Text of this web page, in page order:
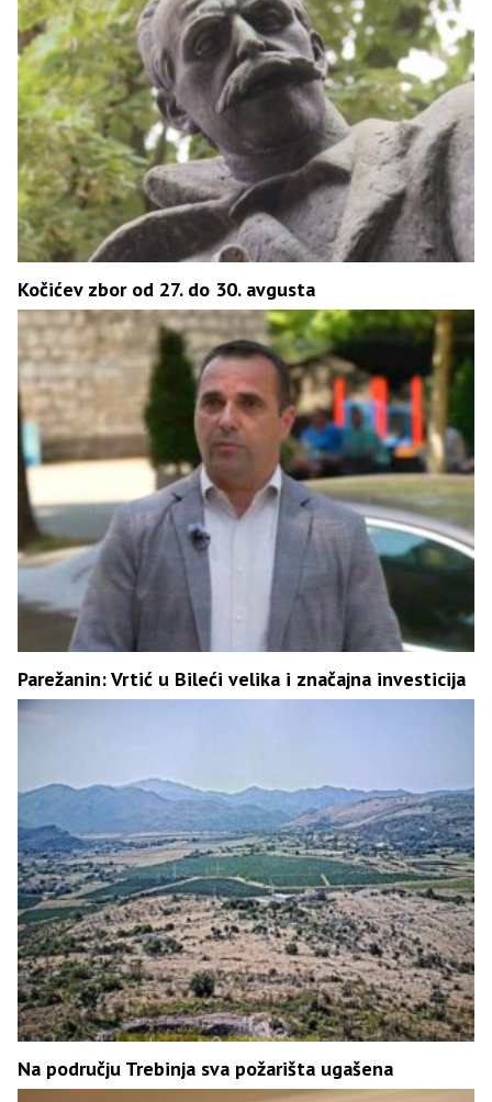
Kočićev zbor od 27. do 30. avgusta
Parežanin: Vrtić u Bileći velika i značajna investicija
Na području Trebinja sva požarišta ugašena